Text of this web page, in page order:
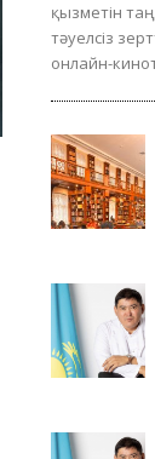
қызметін
тәуелсіз
онлайн-